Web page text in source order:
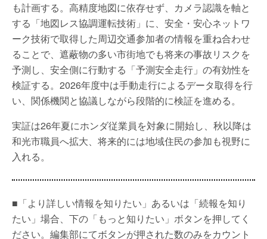
も計画する。高精度地図に依存せず、カメラ認識を軸と
する「地図レス協調運転技術」に、安全・安心ネットワ
ーク技術で取得した周辺交通参加者の情報を重ね合わせ
ることで、遮蔽物の多い市街地でも将来の事故リスクを
予測し、安全側に行動する「予測安全走行」の有効性を
検証する。2026年度中は手動走行によるデータ取得を行
い、関係機関と協議しながら段階的に検証を進める。
実証は26年夏にホンダ従業員を対象に開始し、秋以降は
和光市職員へ拡大、将来的には地域住民の参加も視野に
入れる。
■「より詳しい情報を知りたい」あるいは「続報を知り
たい」場合、下の「もっと知りたい」ボタンを押してく
ださい。編集部にてボタンが押された数のみをカウント